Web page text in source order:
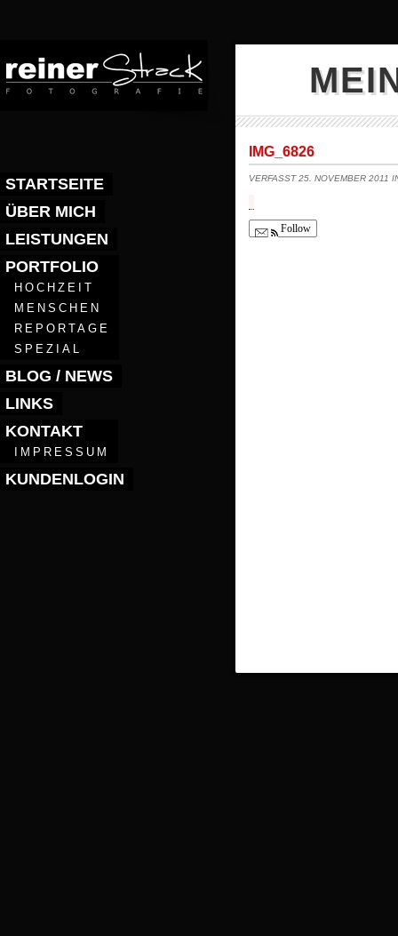
STARTSEITE
ÜBER MICH
LEISTUNGEN
PORTFOLIO
HOCHZEIT
MENSCHEN
REPORTAGE
SPEZIAL
BLOG / NEWS
LINKS
KONTAKT
IMPRESSUM
KUNDENLOGIN
IMG_6826
VERFASST 25. NOVEMBER 2011
Follow